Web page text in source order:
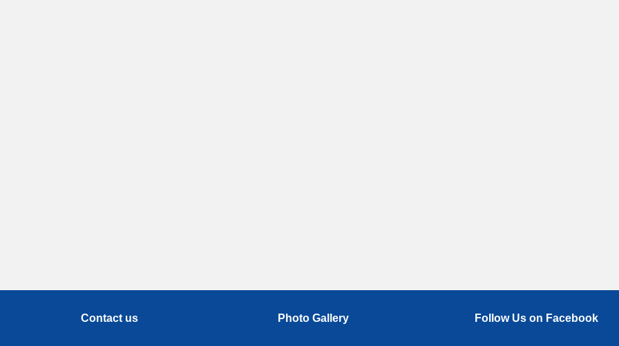
Contact us Photo Gallery Follow Us on Facebook